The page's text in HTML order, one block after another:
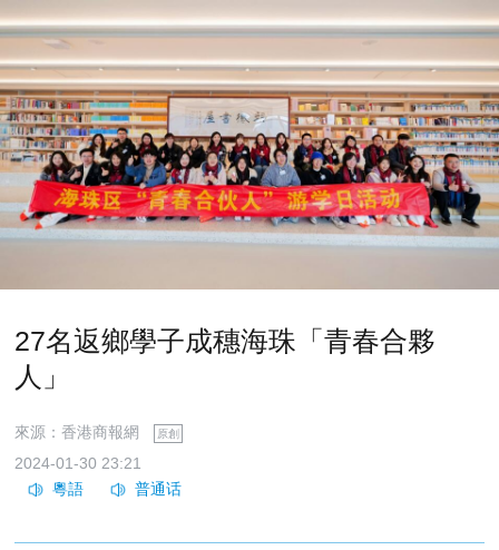
27名返鄉學子成穗海珠「青春合夥
人」
來源：香港商報網 原創
2024-01-30 23:21